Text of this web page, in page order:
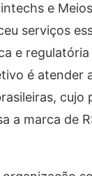
e
serviços
e regulatória
é atender
cujo
a marca de